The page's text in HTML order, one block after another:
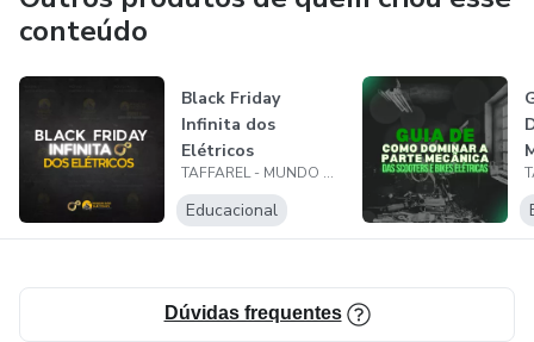
conteúdo
Black Friday
Infinita dos
Elétricos
TAFFAREL - MUNDO DOS ELÉTRICOS
Educacional
Dúvidas frequentes